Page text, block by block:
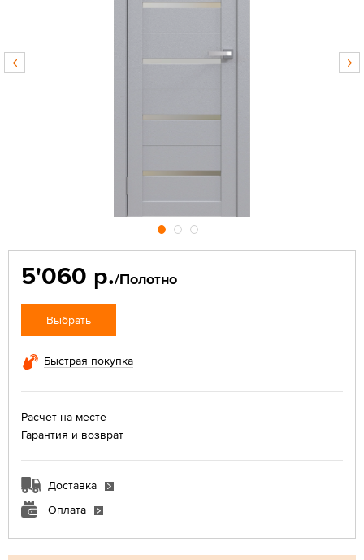
5'060 р./Полотно
Выбрать
Быстрая покупка
Расчет на месте
Гарантия и возврат
Доставка
Оплата